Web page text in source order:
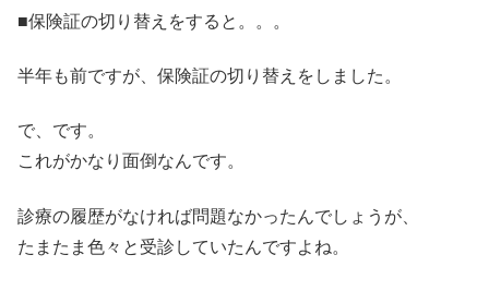
■保険証の切り替えをすると。。。
半年も前ですが、保険証の切り替えをしました。
で、です。
これがかなり面倒なんです。
診療の履歴がなければ問題なかったんでしょうが、
たまたま色々と受診していたんですよね。